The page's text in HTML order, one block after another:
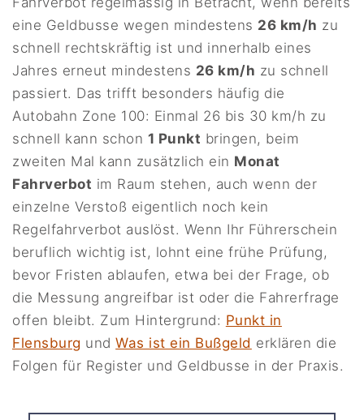
eine Geldbusse wegen mindestens 26 km/h zu
schnell rechtskräftig ist und innerhalb eines
Jahres erneut mindestens 26 km/h zu schnell
passiert. Das trifft besonders häufig die
Autobahn Zone 100: Einmal 26 bis 30 km/h zu
schnell kann schon 1 Punkt bringen, beim
zweiten Mal kann zusätzlich ein Monat
Fahrverbot im Raum stehen, auch wenn der
einzelne Verstoß eigentlich noch kein
Regelfahrverbot auslöst. Wenn Ihr Führerschein
beruflich wichtig ist, lohnt eine frühe Prüfung,
bevor Fristen ablaufen, etwa bei der Frage, ob
die Messung angreifbar ist oder die Fahrerfrage
offen bleibt. Zum Hintergrund: Punkt in
Flensburg undWas ist ein Bußgeld erklären die
Folgen für Register und Geldbusse in der Praxis.